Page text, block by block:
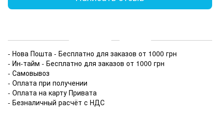
- Нова Пошта - Бесплатно для заказов от 1000 грн
- Ин-тайм - Бесплатно для заказов от 1000 грн
- Самовывоз
- Оплата при получении
- Оплата на карту Привата
- Безналичный расчёт с НДС